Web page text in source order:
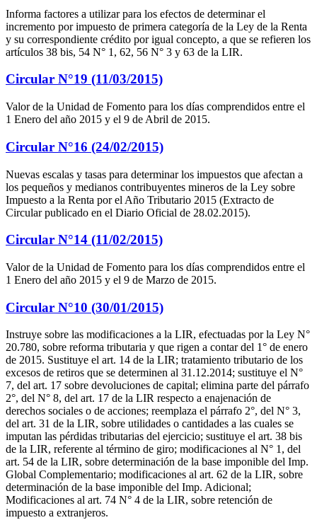
Informa factores a utilizar para los efectos de determinar el
incremento por impuesto de primera categoría de la Ley de la Renta
y su correspondiente crédito por igual concepto, a que se refieren los
artículos 38 bis, 54 N° 1, 62, 56 N° 3 y 63 de la LIR.
Circular N°19 (11/03/2015)
Valor de la Unidad de Fomento para los días comprendidos entre el
1 Enero del año 2015 y el 9 de Abril de 2015.
Circular N°16 (24/02/2015)
Nuevas escalas y tasas para determinar los impuestos que afectan a
los pequeños y medianos contribuyentes mineros de la Ley sobre
Impuesto a la Renta por el Año Tributario 2015 (Extracto de
Circular publicado en el Diario Oficial de 28.02.2015).
Circular N°14 (11/02/2015)
Valor de la Unidad de Fomento para los días comprendidos entre el
1 Enero del año 2015 y el 9 de Marzo de 2015.
Circular N°10 (30/01/2015)
Instruye sobre las modificaciones a la LIR, efectuadas por la Ley N°
20.780, sobre reforma tributaria y que rigen a contar del 1° de enero
de 2015. Sustituye el art. 14 de la LIR; tratamiento tributario de los
excesos de retiros que se determinen al 31.12.2014; sustituye el N°
7, del art. 17 sobre devoluciones de capital; elimina parte del párrafo
2°, del N° 8, del art. 17 de la LIR respecto a enajenación de
derechos sociales o de acciones; reemplaza el párrafo 2°, del N° 3,
del art. 31 de la LIR, sobre utilidades o cantidades a las cuales se
imputan las pérdidas tributarias del ejercicio; sustituye el art. 38 bis
de la LIR, referente al término de giro; modificaciones al N° 1, del
art. 54 de la LIR, sobre determinación de la base imponible del Imp.
Global Complementario; modificaciones al art. 62 de la LIR, sobre
determinación de la base imponible del Imp. Adicional;
Modificaciones al art. 74 N° 4 de la LIR, sobre retención de
impuesto a extranjeros.